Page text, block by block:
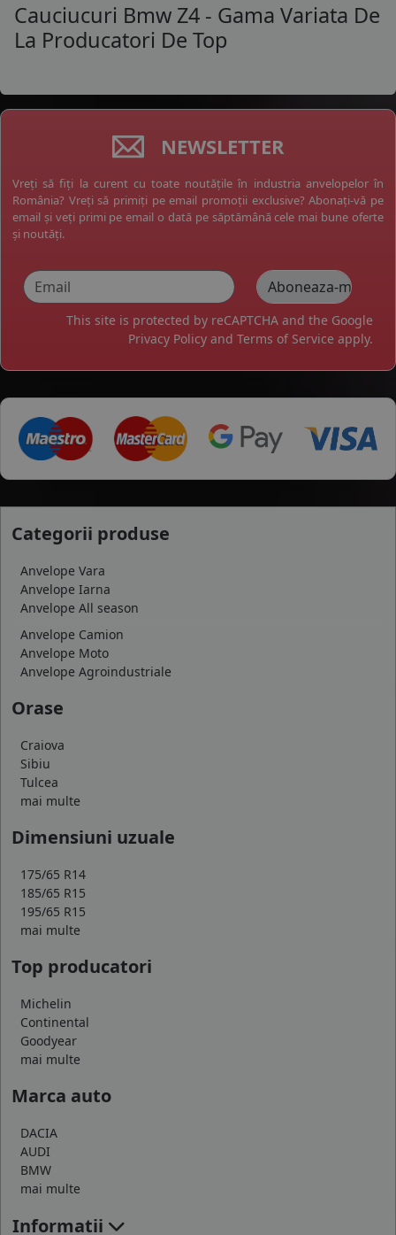
Cauciucuri Bmw Z4 - Gama Variata De
La Producatori De Top
NEWSLETTER
Vreți să fiți la curent cu toate noutățile în industria anvelopelor în
România? Vreți să primiți pe email promoții exclusive? Abonați-vă pe
email și veți primi pe email o dată pe săptămână cele mai bune oferte
și noutăți.
This site is protected by reCAPTCHA and the Google
Privacy Policy and Terms of Service apply.
Categorii produse
Anvelope Vara
Anvelope Iarna
Anvelope All season
Anvelope Camion
Anvelope Moto
Anvelope Agroindustriale
Orase
Craiova
Sibiu
Tulcea
mai multe
Dimensiuni uzuale
175/65 R14
185/65 R15
195/65 R15
mai multe
Top producatori
Michelin
Continental
Goodyear
mai multe
Marca auto
DACIA
AUDI
BMW
mai multe
Informatii